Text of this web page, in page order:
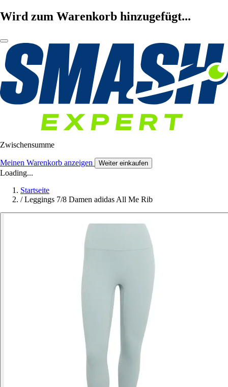
Wird zum Warenkorb hinzugefügt...
Zwischensumme
Meinen Warenkorb anzeigen Weiter einkaufen
Loading...
Startseite
/ Leggings 7/8 Damen adidas All Me Rib